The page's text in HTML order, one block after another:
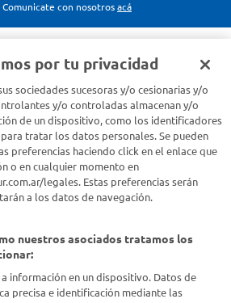
Comunicate con nosotros acá
todas las ofertas y promociones antes
por tu privacidad
sociedades sucesoras y/o cesionarias y/o
y/o controladas almacenan y/o
de un dispositivo, como los identificadores
tratar los datos personales. Se pueden
preferencias haciendo click en el enlace que
o en cualquier momento en
legales. Estas preferencias serán
a los datos de navegación.
nuestros asociados tratamos los
información en un dispositivo. Datos de
precisa e identificación mediante las